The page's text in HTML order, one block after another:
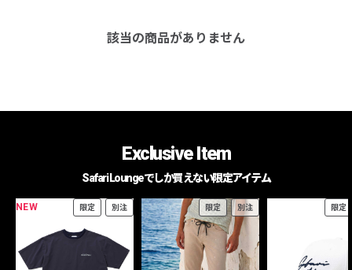
該当の商品がありません
Exclusive Item
Safari Loungeでしか買えない限定アイテム
NEW 限定 別注 限定 別注 限定